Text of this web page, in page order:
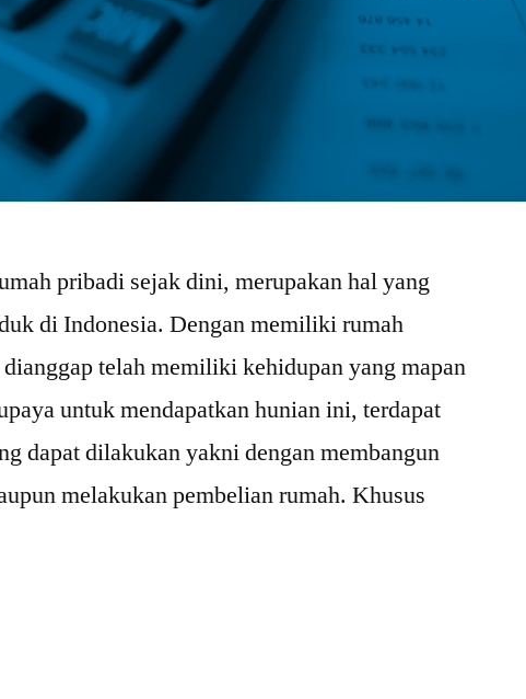
pribadi sejak dini, merupakan hal yang
di Indonesia. Dengan memiliki rumah
telah memiliki kehidupan yang mapan
untuk mendapatkan hunian ini, terdapat
dapat dilakukan yakni dengan membangun
melakukan pembelian rumah. Khusus